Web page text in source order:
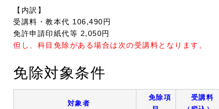
【内訳】
受講料・教本代 106,490円
免許申請印紙代等 2,050円
但し、科目免除がある場合は次の受講料となります。
免除対象条件
対象者
免除項
受講料